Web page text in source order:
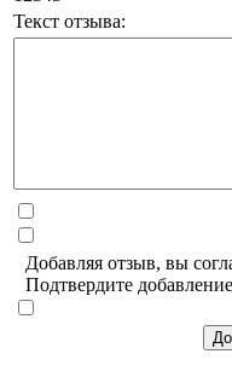
Текст отзыва:
Добавляя отзыв, вы
Подтвердите